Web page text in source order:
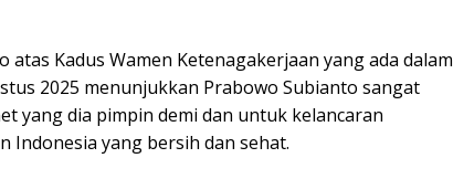
atas Kadus Wamen Ketenagakerjaan yang ada dalam
2025 menunjukkan Prabowo Subianto sangat
yang dia pimpin demi dan untuk kelancaran
Indonesia yang bersih dan sehat.